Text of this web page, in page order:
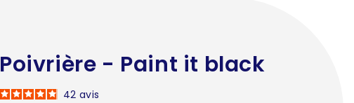
Poivrière - Paint it black
42 avis